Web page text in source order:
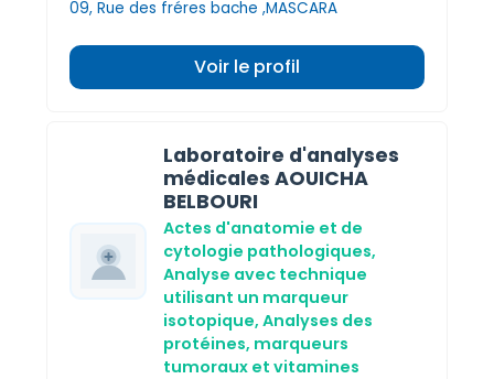
09, Rue des fréres bache ,MASCARA
Voir le profil
Laboratoire d'analyses
médicales AOUICHA
BELBOURI
Actes d'anatomie et de
cytologie pathologiques,
Analyse avec technique
utilisant un marqueur
isotopique, Analyses des
protéines, marqueurs
tumoraux et vitamines